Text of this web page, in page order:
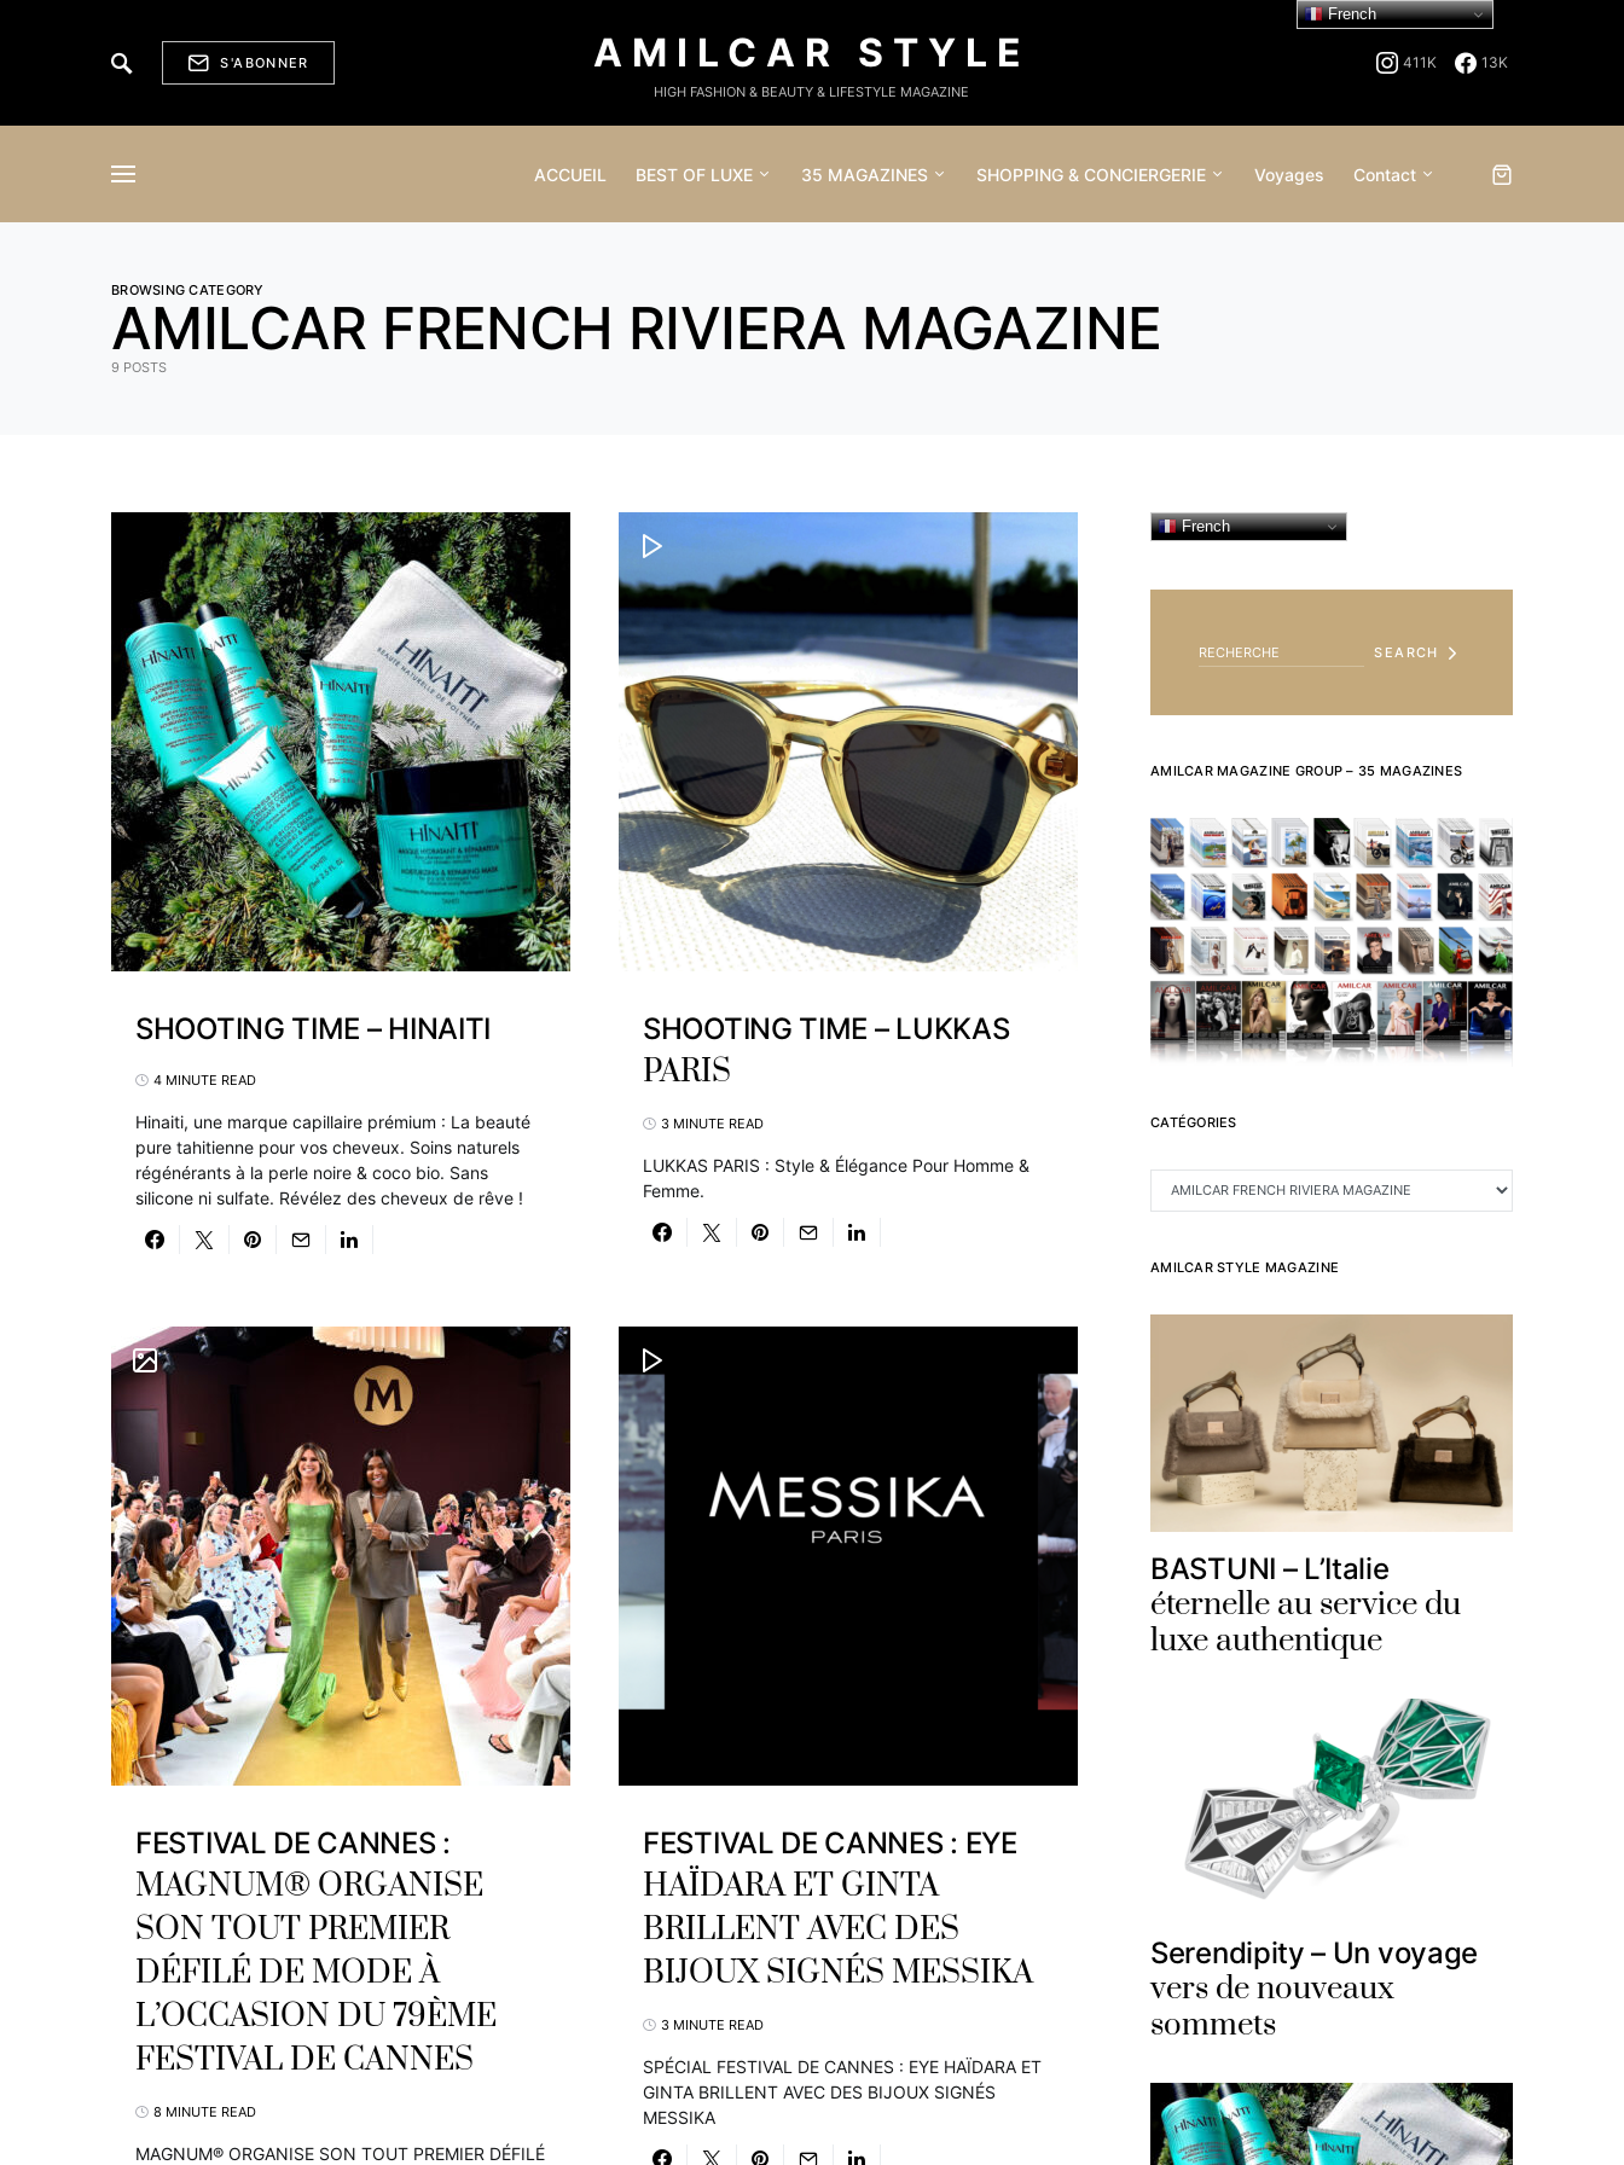
S'ABONNER AMILCAR STYLE
HIGH FASHION & BEAUTY & LIFESTYLE MAGAZINE
411K 13K
ACCUEIL BEST OF LUXE 35 MAGAZINES SHOPPING & CONCIERGERIE Voyages Contact
BROWSING CATEGORY
AMILCAR FRENCH RIVIERA MAGAZINE
9 POSTS
SHOOTING TIME – HINAITI
4 MINUTE READ
Hinaiti, une marque capillaire prémium : La beauté
pure tahitienne pour vos cheveux. Soins naturels
régénérants à la perle noire & coco bio. Sans
silicone ni sulfate. Révélez des cheveux de rêve !
SHOOTING TIME – LUKKAS
PARIS
3 MINUTE READ
LUKKAS PARIS : Style & Élégance Pour Homme &
Femme.
FESTIVAL DE CANNES :
MAGNUM® ORGANISE
SON TOUT PREMIER
DÉFILÉ DE MODE À
L’OCCASION DU 79ÈME
FESTIVAL DE CANNES
8 MINUTE READ
MAGNUM® ORGANISE SON TOUT PREMIER DÉFILÉ
FESTIVAL DE CANNES : EYE
HAÏDARA ET GINTA
BRILLENT AVEC DES
BIJOUX SIGNÉS MESSIKA
3 MINUTE READ
SPÉCIAL FESTIVAL DE CANNES : EYE HAÏDARA ET
GINTA BRILLENT AVEC DES BIJOUX SIGNÉS
MESSIKA
French
SEARCH
AMILCAR MAGAZINE GROUP – 35 MAGAZINES
CATÉGORIES
AMILCAR STYLE MAGAZINE
BASTUNI – L’Italie
éternelle au service du
luxe authentique
Serendipity – Un voyage
vers de nouveaux
sommets
French